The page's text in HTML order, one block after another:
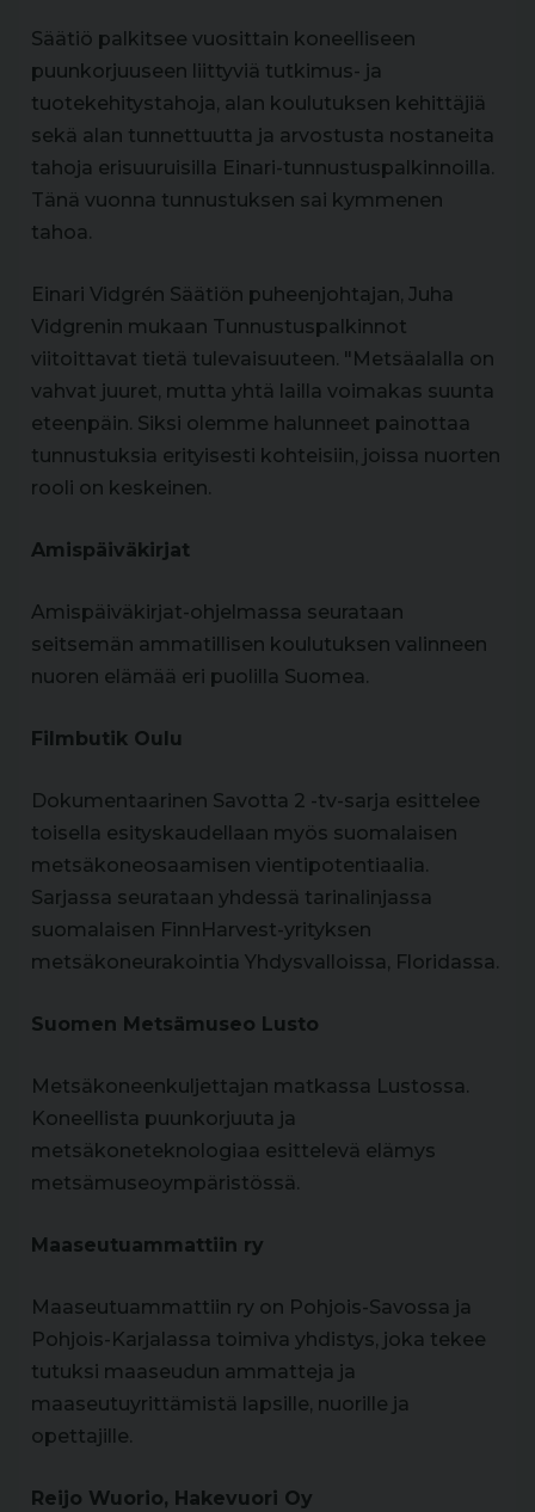
Säätiö palkitsee vuosittain koneelliseen
puunkorjuuseen liittyviä tutkimus- ja
tuotekehitystahoja, alan koulutuksen kehittäjiä
sekä alan tunnettuutta ja arvostusta nostaneita
tahoja erisuuruisilla Einari-tunnustuspalkinnoilla.
Tänä vuonna tunnustuksen sai kymmenen
tahoa.
Einari Vidgrén Säätiön puheenjohtajan, Juha
Vidgrenin mukaan Tunnustuspalkinnot
viitoittavat tietä tulevaisuuteen. "Metsäalalla on
vahvat juuret, mutta yhtä lailla voimakas suunta
eteenpäin. Siksi olemme halunneet painottaa
tunnustuksia erityisesti kohteisiin, joissa nuorten
rooli on keskeinen.
Amispäiväkirjat
Amispäiväkirjat-ohjelmassa seurataan
seitsemän ammatillisen koulutuksen valinneen
nuoren elämää eri puolilla Suomea.
Filmbutik Oulu
Dokumentaarinen Savotta 2 -tv-sarja esittelee
toisella esityskaudellaan myös suomalaisen
metsäkoneosaamisen vientipotentiaalia.
Sarjassa seurataan yhdessä tarinalinjassa
suomalaisen FinnHarvest-yrityksen
metsäkoneurakointia Yhdysvalloissa, Floridassa.
Suomen Metsämuseo Lusto
Metsäkoneenkuljettajan matkassa Lustossa.
Koneellista puunkorjuuta ja
metsäkoneteknologiaa esittelevä elämys
metsämuseoympäristössä.
Maaseutuammattiin ry
Maaseutuammattiin ry on Pohjois-Savossa ja
Pohjois-Karjalassa toimiva yhdistys, joka tekee
tutuksi maaseudun ammatteja ja
maaseutuyrittämistä lapsille, nuorille ja
opettajille.
Reijo Wuorio, Hakevuori Oy